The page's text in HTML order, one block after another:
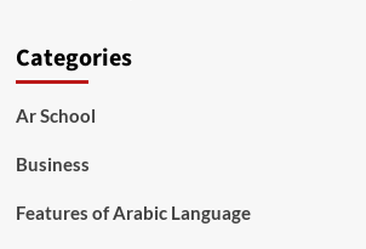
Categories
Ar School
Business
Features of Arabic Language